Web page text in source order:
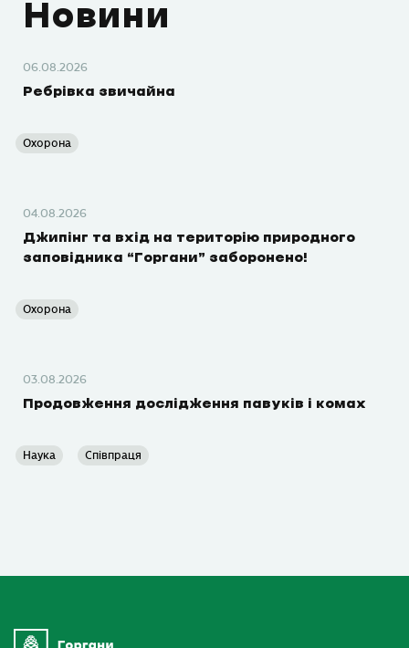
Новини
06.08.2026
Ребрівка звичайна
Охорона
04.08.2026
Джипінг та вхід на територію природного
заповідника “Горгани” заборонено!
Охорона
03.08.2026
Продовження дослідження павуків і комах
Наука Співпраця